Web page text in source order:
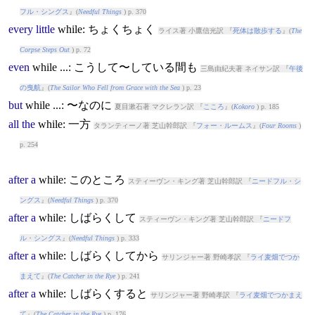
フル・シングス 』(Needful Things) p. 370
every little while: ちょくちょく ライス著 小鷹信光訳 『死体は散歩する 』(The
Corpse Steps Out) p. 72
even while...: こうして〜している間も 三島由紀夫著 ネイサン訳 『午後
の曳航 』(The Sailor Who Fell from Grace with the Sea) p. 23
but while...: 〜なのに 夏目漱石著 マクレラン訳 『 こころ 』(Kokoro) p. 185
all the while: 一方 タランティーノ著 芝山幹郎訳 『フォー・ルームス 』(Four Rooms)
p. 254
after a while: このところ スティーヴン・キング著 芝山幹郎訳 『 ニードフル・シ
ングス 』(Needful Things) p. 370
after a while: しばらくして スティーヴン・キング著 芝山幹郎訳 『 ニードフ
ル・シングス 』(Needful Things) p. 333
after a while: しばらくしてから サリンジャー著 野崎孝訳 『ライ麦畑でつか
まえて 』(The Catcher in the Rye) p. 241
after a while: しばらくすると サリンジャー著 野崎孝訳 『ライ麦畑でつかまえ